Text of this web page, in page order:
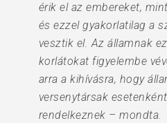
érik el az embereket,
és ezzel gyakorlatilag a
vesztik el. Az államnak
korlátokat figyelembe
arra a kihívásra, hogy
versenytársak
rendelkeznek – mondta.